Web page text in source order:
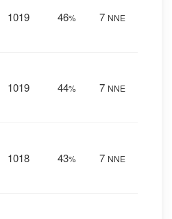
1019 46% 7 NNE
1019 44% 7 NNE
1018 43% 7 NNE